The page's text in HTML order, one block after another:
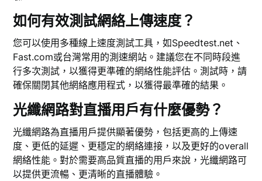
如何有效測試網絡上傳速度？
您可以使用多種線上速度測試工具，如Speedtest.net、
Fast.com或台灣常用的測速網站。建議您在不同時段進
行多次測試，以獲得更準確的網絡性能評估。測試時，請
確保關閉其他網絡應用程式，以獲得最準確的結果。
光纖網路對直播用戶有什麼優勢？
光纖網路為直播用戶提供顯著優勢，包括更高的上傳速
度、更低的延遲、更穩定的網絡連接，以及更好的overall
網絡性能。對於需要高品質直播的用戶來說，光纖網路可
以提供更流暢、更清晰的直播體驗。